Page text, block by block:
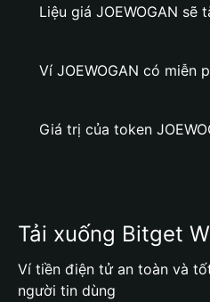
Liệu giá JOEWOGAN sẽ
Ví JOEWOGAN có miễn
Giá trị của token
Tải xuống Bitget
Ví tiền điện tử an toàn và
người tin dùng